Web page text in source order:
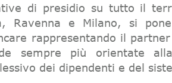
di presidio su tutto il
Ravenna e Milano, si
rappresentando il
sempre più orientate
dei dipendenti e del